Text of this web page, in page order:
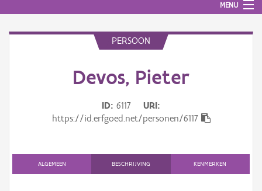
MENU
Gebeurtenis
PERSOON
Devos, Pieter
ID 6117
URI
https://id.erfgoed.net/personen/6117
ALGEMEEN BESCHRIJVING KENMERKEN